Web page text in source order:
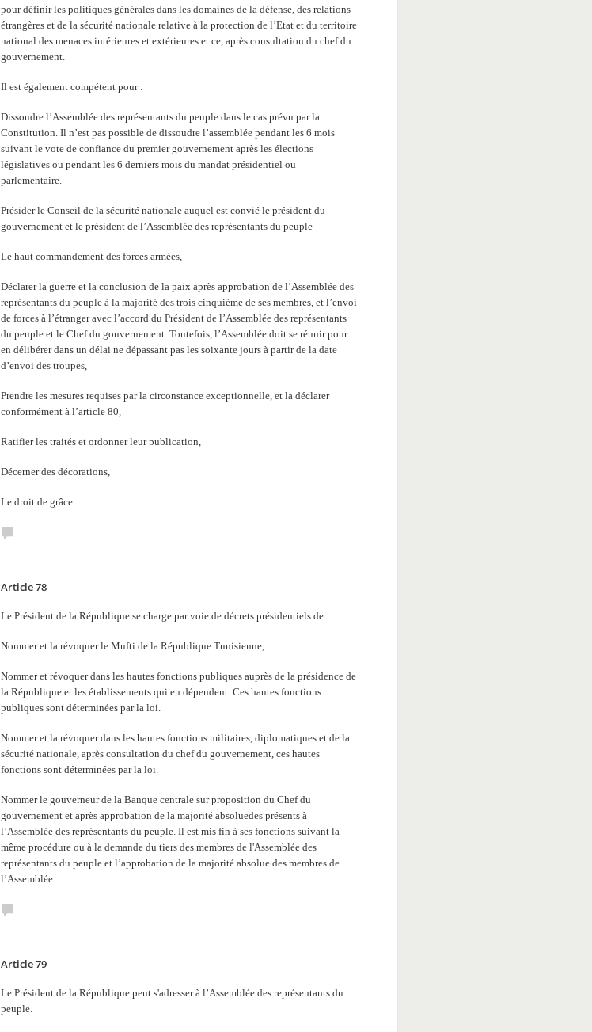
pour définir les politiques générales dans les domaines de la défense, des relations
étrangères et de la sécurité nationale relative à la protection de l’Etat et du territoire
national des menaces intérieures et extérieures et ce, après consultation du chef du
gouvernement.
Il est également compétent pour :
Dissoudre l’Assemblée des représentants du peuple dans le cas prévu par la
Constitution. Il n’est pas possible de dissoudre l’assemblée pendant les 6 mois
suivant le vote de confiance du premier gouvernement après les élections
législatives ou pendant les 6 derniers mois du mandat présidentiel ou
parlementaire.
Présider le Conseil de la sécurité nationale auquel est convié le président du
gouvernement et le président de l’Assemblée des représentants du peuple
Le haut commandement des forces armées,
Déclarer la guerre et la conclusion de la paix après approbation de l’Assemblée des
représentants du peuple à la majorité des trois cinquième de ses membres, et l’envoi
de forces à l’étranger avec l’accord du Président de l’Assemblée des représentants
du peuple et le Chef du gouvernement. Toutefois, l’Assemblée doit se réunir pour
en délibérer dans un délai ne dépassant pas les soixante jours à partir de la date
d’envoi des troupes,
Prendre les mesures requises par la circonstance exceptionnelle, et la déclarer
conformément à l’article 80,
Ratifier les traités et ordonner leur publication,
Décerner des décorations,
Le droit de grâce.
Article 78
Le Président de la République se charge par voie de décrets présidentiels de :
Nommer et la révoquer le Mufti de la République Tunisienne,
Nommer et révoquer dans les hautes fonctions publiques auprès de la présidence de
la République et les établissements qui en dépendent. Ces hautes fonctions
publiques sont déterminées par la loi.
Nommer et la révoquer dans les hautes fonctions militaires, diplomatiques et de la
sécurité nationale, après consultation du chef du gouvernement, ces hautes
fonctions sont déterminées par la loi.
Nommer le gouverneur de la Banque centrale sur proposition du Chef du
gouvernement et après approbation de la majorité absoluedes présents à
l’Assemblée des représentants du peuple. Il est mis fin à ses fonctions suivant la
même procédure ou à la demande du tiers des membres de l'Assemblée des
représentants du peuple et l’approbation de la majorité absolue des membres de
l’Assemblée.
Article 79
Le Président de la République peut s'adresser à l’Assemblée des représentants du
peuple.